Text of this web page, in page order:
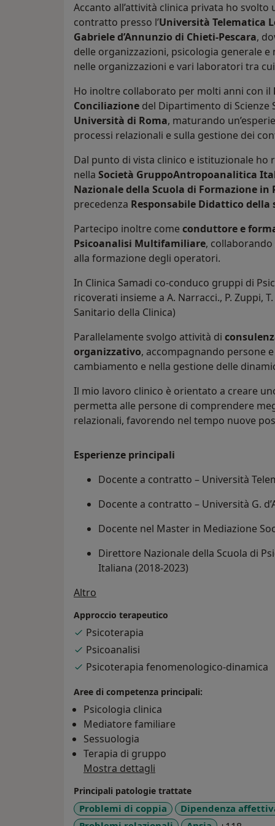
Accanto all’attività clinica privata ho
contratto presso l’Università Telematica
Gabriele d’Annunzio di Chieti-Pescara,
delle organizzazioni, psicologia generale
nelle organizzazioni e vari laboratori tra
Ho inoltre collaborato per molti anni con il
Conciliazione del Dipartimento di Scienze
Università di Roma, maturando
processi relazionali e sulla gestione dei
Dal punto di vista clinico e istituzionale
nella Società GruppoAntropoanalitica
Nazionale della Scuola di Formazione
precedenza Responsabile Didattico della
Partecipo inoltre come conduttore e
Psicoanalisi Multifamiliare,
alla formazione degli operatori.
In Clinica Samadi co-conduco gruppi di
ricoverati insieme a A. Narracci., P. Zuppi,
Sanitario della Clinica)
Parallelamente svolgo attività di
organizzativo, accompagnando persone
cambiamento e nella gestione delle
Il mio lavoro clinico è orientato a creare
permetta alle persone di comprendere
relazionali, favorendo nel tempo nuove
Esperienze principali
Docente a contratto – Università
Docente a contratto – Università G.
Docente nel Master in Mediazione
Direttore Nazionale della Scuola di
Italiana (2018-2023)
Conduttore gruppi di Psicoanalisi
Consulente per lo sviluppo
Altro
Approccio terapeutico
Psicoterapia
Psicoanalisi
Psicoterapia fenomenologico-dinamica
Aree di competenza principali:
Psicologia clinica
Mediatore familiare
Sessuologia
Terapia di gruppo
Mostra dettagli
Principali patologie trattate
Problemi di coppia Dipendenza